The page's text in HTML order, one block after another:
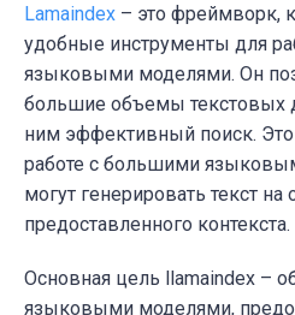
Lamaindex – это фреймворк,
удобные инструменты для
языковыми моделями. Он
большие объемы текстовых
ним эффективный поиск.
работе с большими
могут генерировать текст на
предоставленного контекста.
Основная цель llamaindex –
языковыми моделями,